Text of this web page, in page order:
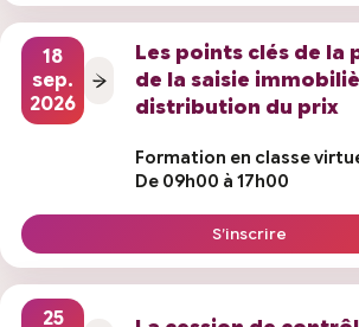
Les points clés de la
de la saisie
distribution du prix
18
sep.
2026
Formation en classe
De 09h00 à 17h00
S’inscrire
25